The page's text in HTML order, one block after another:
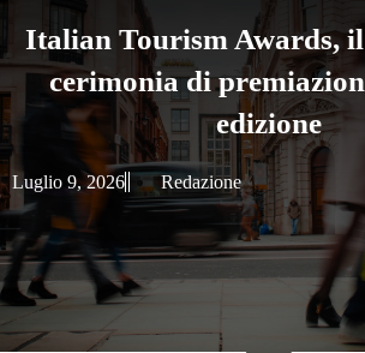
Italian Tourism Awards,
cerimonia di
edizione
Luglio 9, 2026 Redazione